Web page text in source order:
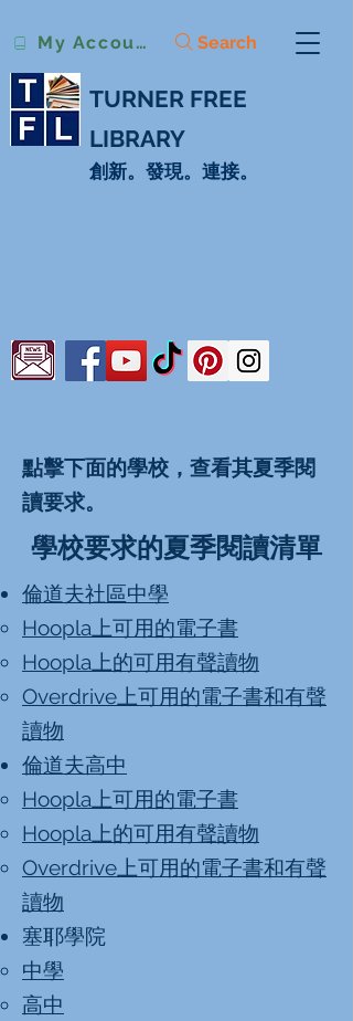
TURNER FREE
LIBRARY
創新。發現。連接。
Search
My Account
點擊下面的學校，查看其夏季閱
讀要求。
學校要求的夏季閱讀清單
倫道夫社區中學
Hoopla上可用的電子書
Hoopla上的可用有聲讀物
Overdrive上可用的電子書和有聲
讀物
倫道夫高中
Hoopla上可用的電子書
Hoopla上的可用有聲讀物
Overdrive上可用的電子書和有聲
讀物
塞耶學院
中學
高中